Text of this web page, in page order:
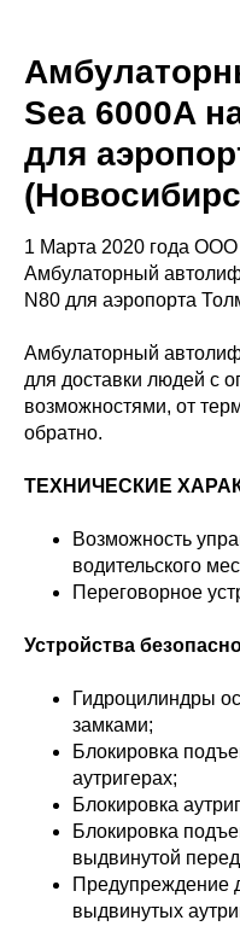
Sea 6000A
для
1 Марта 2020 года ООО
Амбулаторный
N80 для аэропорта
Амбулаторный
для доставки людей с
возможностями, от
обратно.
ТЕХНИЧЕСКИЕ
Возможность
водительского
Переговорное
Устройства
Гидроцилиндры
замками;
Блокировка
аутригерах;
Блокировка
Блокировка
выдвинутой
Предупреждение
выдвинутых